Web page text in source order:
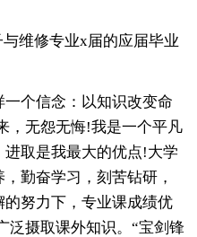
维修专业x届的应届毕业
个信念：以知识改变命
，无怨无悔!我是一个平凡
取是我最大的优点!大学
勤奋学习，刻苦钻研，
努力下，专业课成绩优
泛摄取课外知识。“宝剑锋